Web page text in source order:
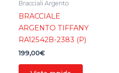
Bracciali Argento
BRACCIALE
ARGENTO TIFFANY
RA12542B-2383 (P)
199,00€